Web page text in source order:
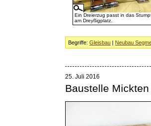
Ein Dreierzug passt in das
am Dreyßigplatz.
Begriffe:Gleisbau | Neubau
25. Juli 2016
Baustelle Mickten